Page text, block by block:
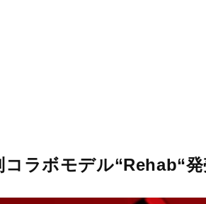
ラボモデル“Rehab“発